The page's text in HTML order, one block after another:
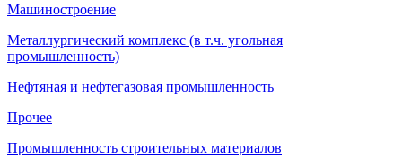
Машиностроение
Металлургический комплекс (в т.ч. угольная
промышленность)
Нефтяная и нефтегазовая промышленность
Прочее
Промышленность строительных материалов